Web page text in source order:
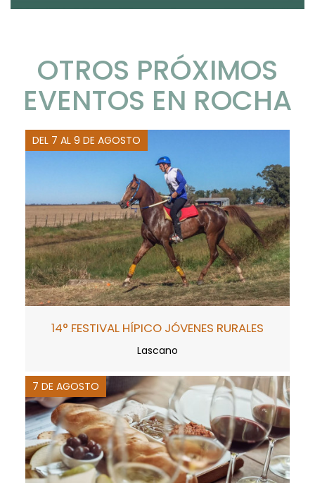
OTROS PRÓXIMOS
EVENTOS EN ROCHA
DEL 7 AL 9 DE AGOSTO
14° FESTIVAL HÍPICO JÓVENES RURALES
Lascano
7 DE AGOSTO